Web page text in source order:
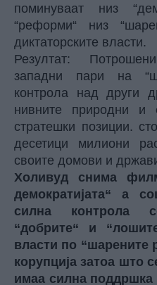
поминуваат низ
“реформи“ низ
диктаторските власти.
Резултат:
западни пари на
контрола над други
нивните природни и
стратешки позиции.
десетици милиони
своите домови и
Холивуд снима
демократијата“ а
силна контрола
“добрите“ и
власти по “шарените
корупција затоа што
имаа силна